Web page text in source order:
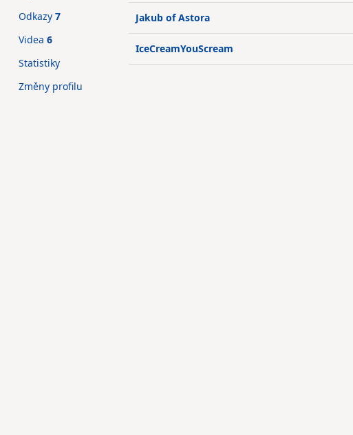
Jakub of Astora
IceCreamYouScream
Odkazy 7
Videa 6
Statistiky
Změny profilu